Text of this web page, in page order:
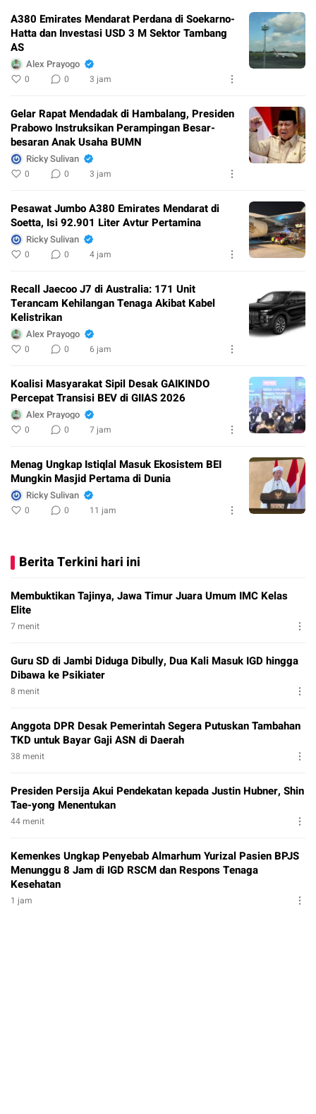
A380 Emirates Mendarat Perdana di Soekarno-
Hatta dan Investasi USD 3 M Sektor Tambang
AS
Alex Prayogo
0 0 3 jam
Gelar Rapat Mendadak di Hambalang, Presiden
Prabowo Instruksikan Perampingan Besar-
besaran Anak Usaha BUMN
Ricky Sulivan
0 0 3 jam
Pesawat Jumbo A380 Emirates Mendarat di
Soetta, Isi 92.901 Liter Avtur Pertamina
Ricky Sulivan
0 0 4 jam
Recall Jaecoo J7 di Australia: 171 Unit
Terancam Kehilangan Tenaga Akibat Kabel
Kelistrikan
Alex Prayogo
0 0 6 jam
Koalisi Masyarakat Sipil Desak GAIKINDO
Percepat Transisi BEV di GIIAS 2026
Alex Prayogo
0 0 7 jam
Menag Ungkap Istiqlal Masuk Ekosistem BEI
Mungkin Masjid Pertama di Dunia
Ricky Sulivan
0 0 11 jam
Berita Terkini hari ini
Membuktikan Tajinya, Jawa Timur Juara Umum IMC Kelas
Elite
7 menit
Guru SD di Jambi Diduga Dibully, Dua Kali Masuk IGD hingga
Dibawa ke Psikiater
8 menit
Anggota DPR Desak Pemerintah Segera Putuskan Tambahan
TKD untuk Bayar Gaji ASN di Daerah
38 menit
Presiden Persija Akui Pendekatan kepada Justin Hubner, Shin
Tae-yong Menentukan
44 menit
Kemenkes Ungkap Penyebab Almarhum Yurizal Pasien BPJS
Menunggu 8 Jam di IGD RSCM dan Respons Tenaga
Kesehatan
1 jam